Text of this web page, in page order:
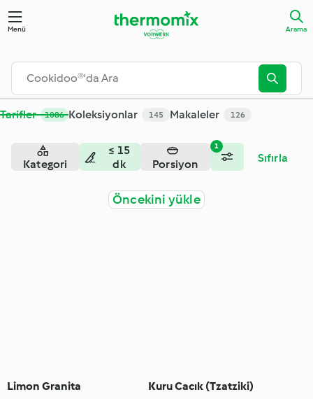
Menü Arama
Tarifler 1086 Koleksiyonlar 145 Makaleler 126
1
Kategori
≤ 15
dk
Porsiyon Sıfırla
Öncekini yükle
Limon Granita Kuru Cacık (Tzatziki)
Arama - Cookidoo® – resmi Thermomix® tarif platformu